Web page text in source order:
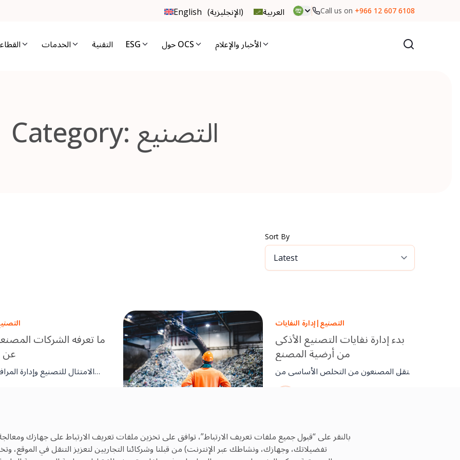
بالنقر على “قبول جميع ملفات تعريف الارتباط”، توافق على تخزين ملفات تعريف الارتباط على جهازك
تفضيلاتك، وجهازك، ونشاطك عبر الإنترنت) من قبلنا وشركائنا التجاريين لتعزيز التنقل في
English (الإنجليزية) العربية Call us on +966 12 607 6108
الخدمات التقنية ESG حول OCS الأخبار والإعلام
Category: التصنيع
Sort By
ما تعرفه الشركات
عن
الامتثال للتصنيع وإدارة
جنبا إلى جنب. من خلال الصيانة
إدارة النفايات | التصنيع
بدء إدارة نفايات التصنيع الأذكى
من أرضية المصنع
ينتقل المصنعون من التخلص الأساسي من
النفايات إلى إدارة النفايات كتخصص
والفحوصات، والتوثيق. يعزز هذا النهج
الامتثال، ويحسن الكفاءة، ويدعم أهداف